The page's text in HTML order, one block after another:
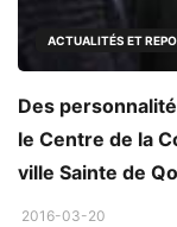
ACTUALITÉS ET
Des
le Centre de la
ville Sainte de
2016-03-20